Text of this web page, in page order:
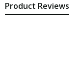
Product Reviews